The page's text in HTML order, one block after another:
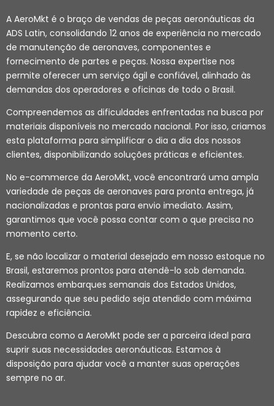
A AeroMkt é o braço de vendas de peças aeronáuticas da
ADS Latin, consolidando 12 anos de experiência no mercado
de manutenção de aeronaves, componentes e
fornecimento de partes e peças. Nossa expertise nos
permite oferecer um serviço ágil e confiável, alinhado às
demandas dos operadores e oficinas de todo o Brasil.
Compreendemos as dificuldades enfrentadas na busca por
materiais disponíveis no mercado nacional. Por isso, criamos
esta plataforma para simplificar o dia a dia dos nossos
clientes, disponibilizando soluções práticas e eficientes.
No e-commerce da AeroMkt, você encontrará uma ampla
variedade de peças de aeronaves para pronta entrega, já
nacionalizadas e prontas para envio imediato. Assim,
garantimos que você possa contar com o que precisa no
momento certo.
E, se não localizar o material desejado em nosso estoque no
Brasil, estaremos prontos para atendê-lo sob demanda.
Realizamos embarques semanais dos Estados Unidos,
assegurando que seu pedido seja atendido com máxima
rapidez e eficiência.
Descubra como a AeroMkt pode ser a parceira ideal para
suprir suas necessidades aeronáuticas. Estamos à
disposição para ajudar você a manter suas operações
sempre no ar.